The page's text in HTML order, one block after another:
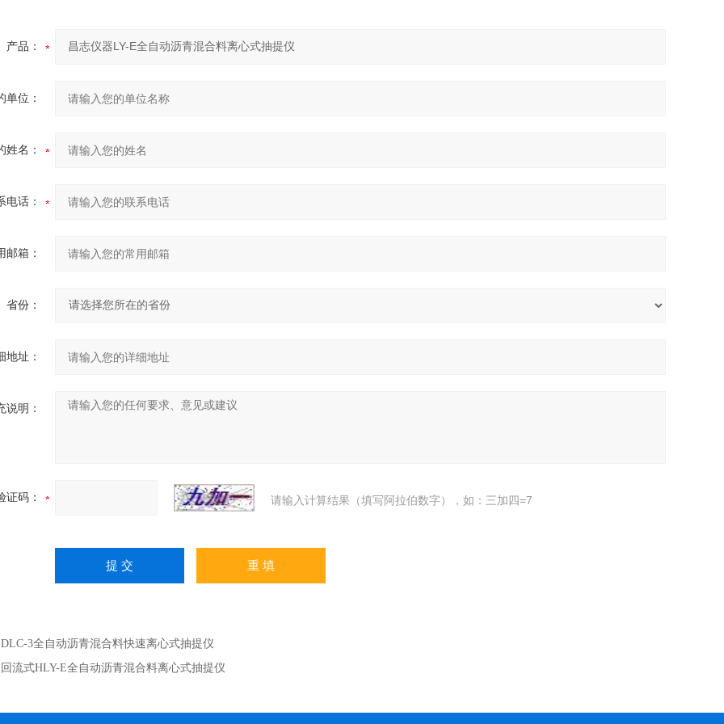
产品：
单位：
姓名：
电话：
邮箱：
省份：
地址：
说明：
证码： 请输入计算结果（填写阿拉伯数字），如：三加四=7
DLC-3全自动沥青混合料快速离心式抽提仪
回流式HLY-E全自动沥青混合料离心式抽提仪